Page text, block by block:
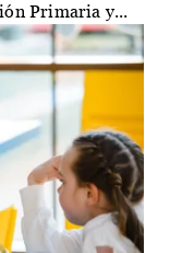
Primaria y...